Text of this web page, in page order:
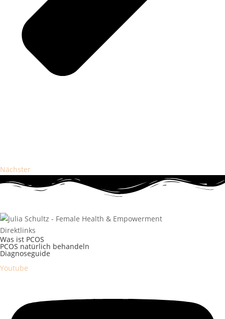
Nächster
Direktlinks
Was ist PCOS
PCOS natürlich behandeln
Diagnoseguide
Youtube